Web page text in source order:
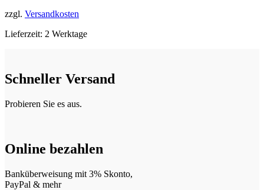
zzgl. Versandkosten
Lieferzeit: 2 Werktage
Schneller Versand
Probieren Sie es aus.
Online bezahlen
Banküberweisung mit 3% Skonto,
PayPal & mehr